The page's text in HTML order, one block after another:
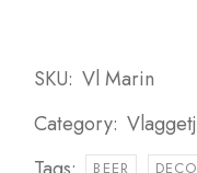
SKU: Vl Marin
Category:
BEER